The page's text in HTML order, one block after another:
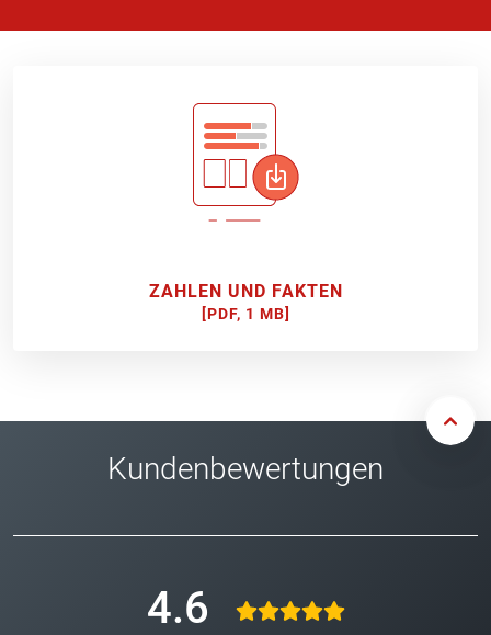
ZAHLEN UND FAKTEN
[PDF, 1 MB]
Kundenbewertungen
4.6